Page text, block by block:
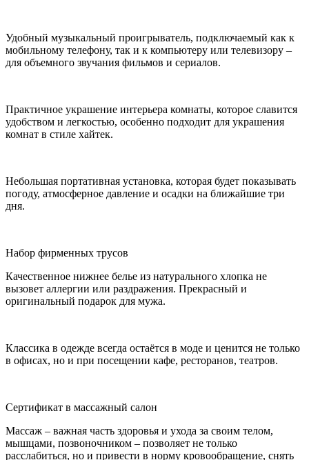
Удобный музыкальный проигрыватель, подключаемый как к
мобильному телефону, так и к компьютеру или телевизору –
для объемного звучания фильмов и сериалов.
Практичное украшение интерьера комнаты, которое славится
удобством и легкостью, особенно подходит для украшения
комнат в стиле хайтек.
Небольшая портативная установка, которая будет показывать
погоду, атмосферное давление и осадки на ближайшие три
дня.
Набор фирменных трусов
Качественное нижнее белье из натурального хлопка не
вызовет аллергии или раздражения. Прекрасный и
оригинальный подарок для мужа.
Классика в одежде всегда остаётся в моде и ценится не только
в офисах, но и при посещении кафе, ресторанов, театров.
Сертификат в массажный салон
Массаж – важная часть здоровья и ухода за своим телом,
мышцами, позвоночником – позволяет не только
расслабиться, но и привести в норму кровообращение, снять